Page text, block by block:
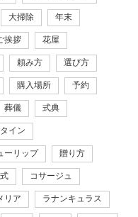
大掃除 年末
挨拶 花屋
頼み方 選び方
購入場所 予約
葬儀 式典
イン
ーリップ 贈り方
コサージュ
リア ラナンキュラス